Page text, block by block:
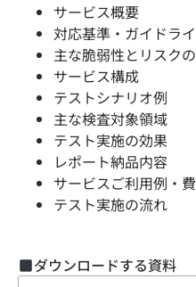
サービス概要
対応基準・ガイドラ
主な脆弱性とリスク
サービス構成
テストシナリオ例
主な検査対象領域
テスト実施の効果
レポート納品内容
サービスご利用例・
テスト実施の流れ
ダウンロードする資料